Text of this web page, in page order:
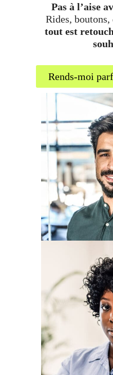
Pas à l’aise
Rides,
tout est
Rends-moi